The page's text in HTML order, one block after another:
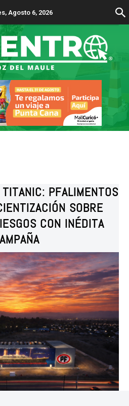
Agosto 6, 2026
PFALIMENTOS
SOBRE
CON INÉDITA